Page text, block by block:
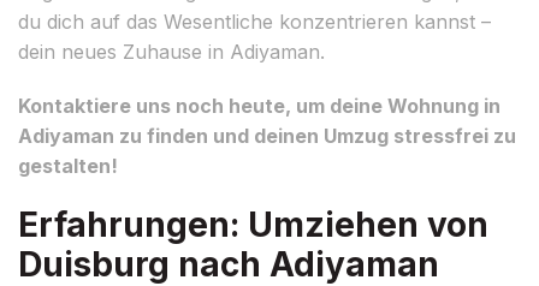
du dich auf das Wesentliche konzentrieren kannst –
dein neues Zuhause in Adiyaman.
Kontaktiere uns noch heute, um deine Wohnung in
Adiyaman zu finden und deinen Umzug stressfrei zu
gestalten!
Erfahrungen: Umziehen von
Duisburg nach Adiyaman